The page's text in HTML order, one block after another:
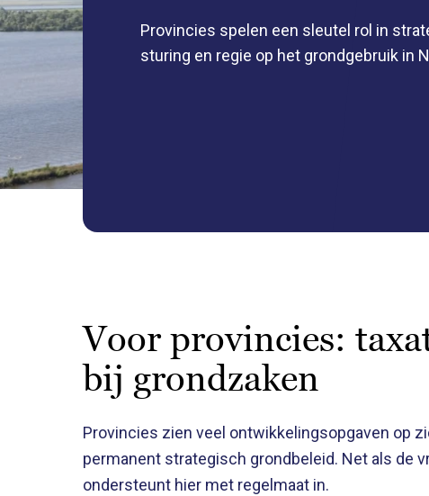
Provincies spelen een sleutel rol in
sturing en regie op het grondgebruik in
Voor provincies:
bij grondzaken
Provincies zien veel ontwikkelingsopgaven op
permanent strategisch grondbeleid. Net als de
ondersteunt hier met regelmaat in.